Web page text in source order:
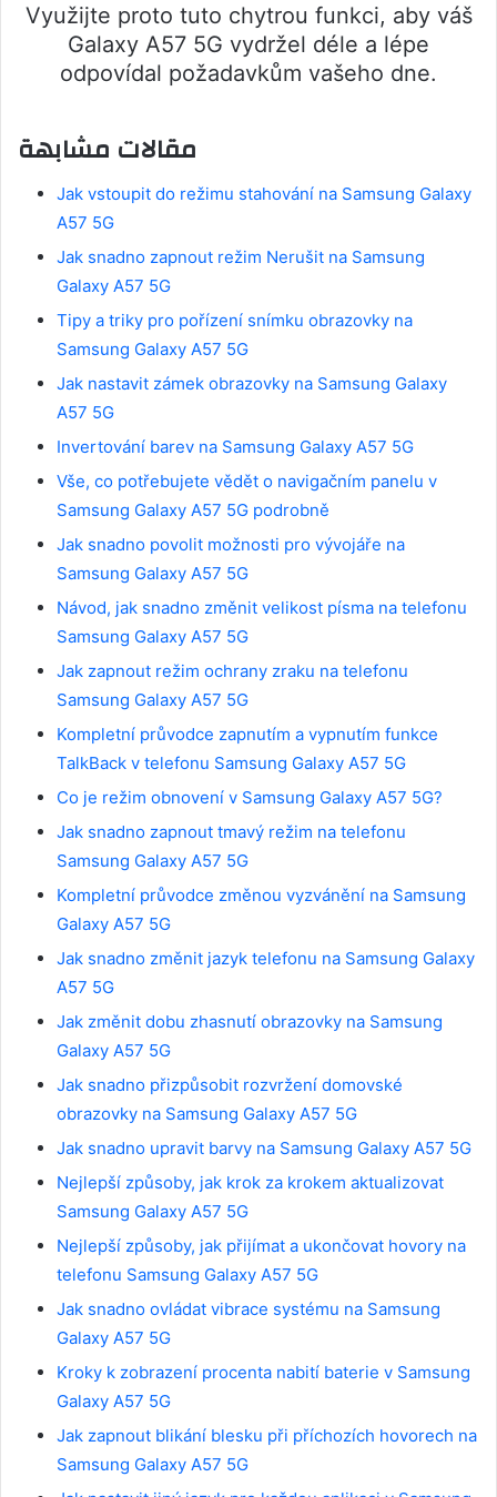
Využijte proto tuto chytrou funkci, aby váš
Galaxy A57 5G vydržel déle a lépe
odpovídal požadavkům vašeho dne.
مقالات مشابهة
Jak vstoupit do režimu stahování na Samsung Galaxy
A57 5G
Jak snadno zapnout režim Nerušit na Samsung
Galaxy A57 5G
Tipy a triky pro pořízení snímku obrazovky na
Samsung Galaxy A57 5G
Jak nastavit zámek obrazovky na Samsung Galaxy
A57 5G
Invertování barev na Samsung Galaxy A57 5G
Vše, co potřebujete vědět o navigačním panelu v
Samsung Galaxy A57 5G podrobně
Jak snadno povolit možnosti pro vývojáře na
Samsung Galaxy A57 5G
Návod, jak snadno změnit velikost písma na telefonu
Samsung Galaxy A57 5G
Jak zapnout režim ochrany zraku na telefonu
Samsung Galaxy A57 5G
Kompletní průvodce zapnutím a vypnutím funkce
TalkBack v telefonu Samsung Galaxy A57 5G
Co je režim obnovení v Samsung Galaxy A57 5G?
Jak snadno zapnout tmavý režim na telefonu
Samsung Galaxy A57 5G
Kompletní průvodce změnou vyzvánění na Samsung
Galaxy A57 5G
Jak snadno změnit jazyk telefonu na Samsung Galaxy
A57 5G
Jak změnit dobu zhasnutí obrazovky na Samsung
Galaxy A57 5G
Jak snadno přizpůsobit rozvržení domovské
obrazovky na Samsung Galaxy A57 5G
Jak snadno upravit barvy na Samsung Galaxy A57 5G
Nejlepší způsoby, jak krok za krokem aktualizovat
Samsung Galaxy A57 5G
Nejlepší způsoby, jak přijímat a ukončovat hovory na
telefonu Samsung Galaxy A57 5G
Jak snadno ovládat vibrace systému na Samsung
Galaxy A57 5G
Kroky k zobrazení procenta nabití baterie v Samsung
Galaxy A57 5G
Jak zapnout blikání blesku při příchozích hovorech na
Samsung Galaxy A57 5G